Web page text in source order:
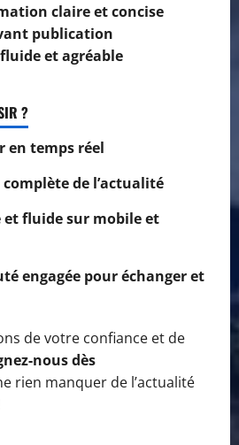
claire et concise
publication
et agréable
?
en temps réel
de l’actualité
et fluide sur mobile et
engagée pour échanger et
de votre confiance et de
nous dès
rien manquer de l’actualité